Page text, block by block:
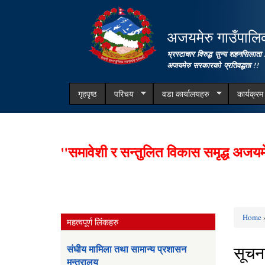
अजयमेरु
भ्रस्टाचार विरुद्ध सुन्य शहनसिलाता
अजयमेरु सरकारको प्रतिवद्धता !!
गृहपृष्ठ परिचय वडा कार्यालयहरु
"समावेशी र सन्तुलित विकास समृद्ध
महत्वपूर्ण लिंकहरु
संघीय मामिला तथा सामान्य प्रशासन
मन्त्रालय
You
Home